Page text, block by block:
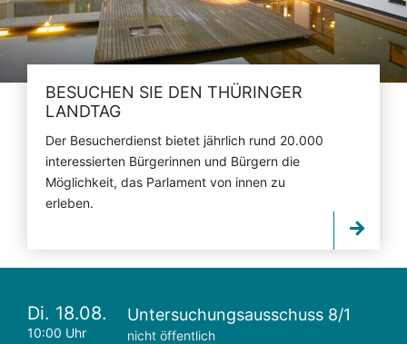
BESUCHEN SIE DEN THÜRINGER
LANDTAG
Der Besucherdienst bietet jährlich rund 20.000
interessierten Bürgerinnen und Bürgern die
Möglichkeit, das Parlament von innen zu
erleben.
Di. 18.08.
10:00 Uhr
Untersuchungsausschuss 8/1
nicht öffentlich